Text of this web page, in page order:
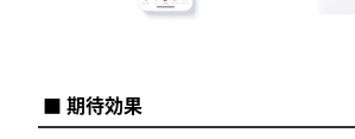
■ 期待効果